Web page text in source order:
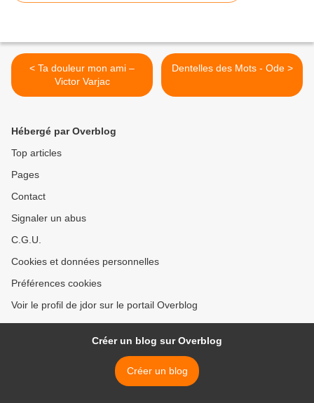
< Ta douleur mon ami –
Victor Varjac
Dentelles des Mots - Ode >
Hébergé par Overblog
Top articles
Pages
Contact
Signaler un abus
C.G.U.
Cookies et données personnelles
Préférences cookies
Voir le profil de jdor sur le portail Overblog
Créer un blog sur Overblog
Créer un blog